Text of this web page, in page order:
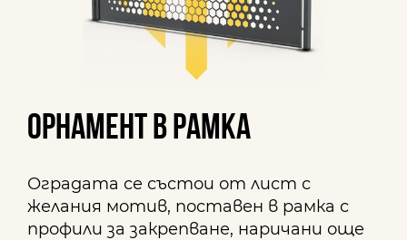
ОРНАМЕНТ В РАМКА
Оградата се състои от лист с
желания мотив, поставен в рамка с
профили за закрепване, наричани още